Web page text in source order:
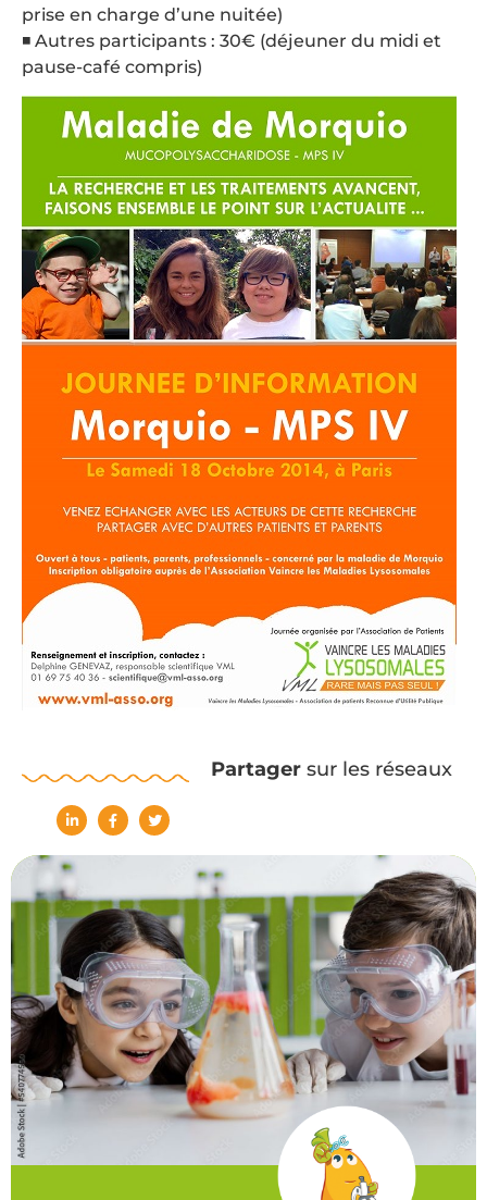
prise en charge d’une nuitée)
◾ Autres participants : 30€ (déjeuner du midi et
pause-café compris)
Partagersur les réseaux